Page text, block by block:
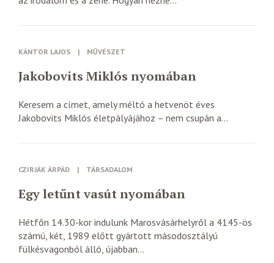
KÁNTOR LAJOS | MŰVÉSZET
Jakobovits Miklós nyomában
Keresem a címet, amely méltó a hetvenöt éves
Jakobovits Miklós életpályájához – nem csupán a...
CZIRJÁK ÁRPÁD | TÁRSADALOM
Egy letűnt vasút nyomában
Hétfőn 14.30-kor indulunk Marosvásárhelyről a 4145-ös
számú, két, 1989 előtt gyártott másodosztályú
fülkésvagonból álló, újabban...